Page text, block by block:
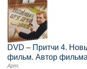
DVD – Притчи 4.
фильм. Автор
Арт.